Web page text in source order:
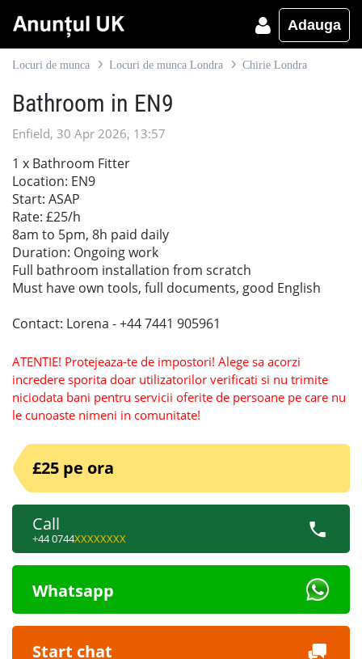
Adauga
Locuri de munca Locuri de munca Londra Chirie Londra
Bathroom in EN9
Enfield, 30 Apr 2026, 13:57
1 x Bathroom Fitter
Location: EN9
Start: ASAP
Rate: £25/h
8am to 5pm, 8h paid daily
Duration: Ongoing work
Full bathroom installation from scratch
Must have own tools, full documents, good English
Contact: Lorena - +44 7441 905961
ATENTIE! Protejeaza-te de impostori! Alege sa acorzi
incredere sporita doar utilizatorilor verificati si nu trimite
niciodata bani pentru servicii oferite de persoane pe care nu
le cunoaste nimeni in comunitate!
£25 pe ora
Call
+44 0744XXXXXXXX
Whatsapp
Start chat